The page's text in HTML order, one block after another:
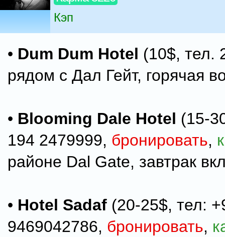
Кэп
• Dum Dum Hotel (10$, тел.
рядом с Дал Гейт, горячая
• Blooming Dale Hotel (15-
194 2479999, бронировать,
районе Dal Gate, завтрак
• Hotel Sadaf (20-25$, тел:
9469042786, бронировать,